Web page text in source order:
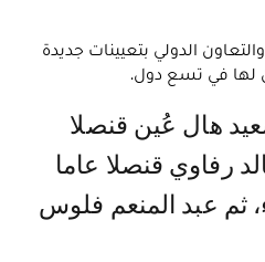
الدولي بتعيينات جديدة
لها في تسع دول.
رفاوي قنصلا عاما
ثم عبد المنعم فلوس